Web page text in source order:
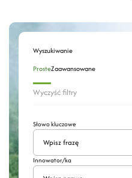
Wyszukiwanie
ProsteZaawansowane
Wyczyść filtry
Słowo kluczowe
Innowator/ka